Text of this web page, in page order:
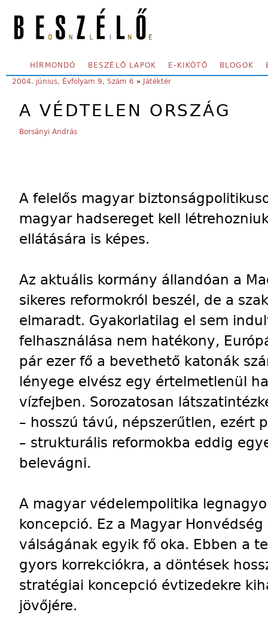
SECONDARY MENU
HÍRMONDÓ BESZÉLŐ LAPOK E-KIKÖTŐ BLOGOK
YOU ARE HERE:
2004. június, Évfolyam 9, Szám 6 » Játéktér
A VÉDTELEN ORSZÁG
Borsányi András
A felelős magyar
magyar hadsereget kell
ellátására is képes.
Az aktuális kormány állandóan a
sikeres reformokról beszél, de a
elmaradt. Gyakorlatilag el sem
felhasználása nem hatékony,
pár ezer fő a bevethető katonák
lényege elvész egy értelmetlenül
vízfejben. Sorozatosan
– hosszú távú, népszerűtlen, ezért
– strukturális reformokba eddig
belevágni.
A magyar védelempolitika
koncepció. Ez a Magyar
válságának egyik fő oka. Ebben a
gyors korrekciókra, a döntések
stratégiai koncepció évtizedekre
jövőjére.